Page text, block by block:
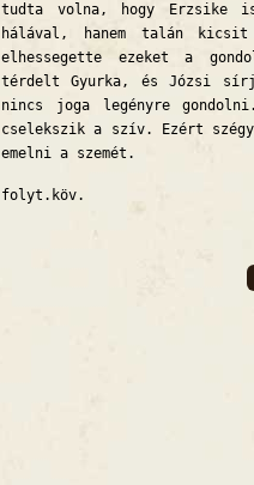
tudta volna, hogy Erzsike is
hálával, hanem talán
elhessegette ezeket a
térdelt Gyurka, és Józsi
nincs joga legényre
cselekszik a szív. Ezért
emelni a szemét.
folyt.köv.